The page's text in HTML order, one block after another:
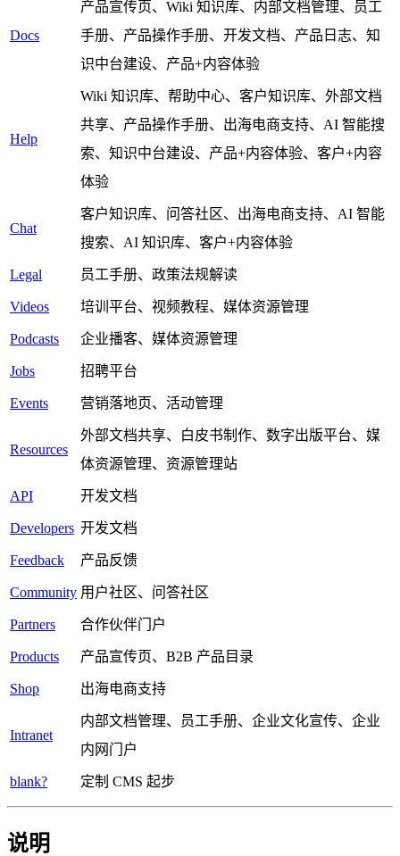
Docs
产品宣传页、Wiki 知识库、内部文档管理、员工
手册、产品操作手册、开发文档、产品日志、知
识中台建设、产品+内容体验
Help
Wiki 知识库、帮助中心、客户知识库、外部文档
共享、产品操作手册、出海电商支持、AI 智能搜
索、知识中台建设、产品+内容体验、客户+内容
体验
Chat
客户知识库、问答社区、出海电商支持、AI 智能
搜索、AI 知识库、客户+内容体验
Legal 员工手册、政策法规解读
Videos 培训平台、视频教程、媒体资源管理
Podcasts 企业播客、媒体资源管理
Jobs 招聘平台
Events 营销落地页、活动管理
Resources
外部文档共享、白皮书制作、数字出版平台、媒
体资源管理、资源管理站
API 开发文档
Developers 开发文档
Feedback 产品反馈
Community 用户社区、问答社区
Partners 合作伙伴门户
Products 产品宣传页、B2B 产品目录
Shop 出海电商支持
Intranet
内部文档管理、员工手册、企业文化宣传、企业
内网门户
blank? 定制 CMS 起步
说明